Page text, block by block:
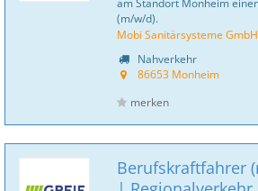
(m/w/d).
Mobi Sanitärsysteme GmbH
Nahverkehr
86653 Monheim
merken
Berufskraftfahrer